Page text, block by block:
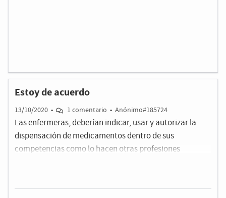
Estoy de acuerdo
13/10/2020 • 1 comentario • Anónimo#185724
Las enfermeras, deberían indicar, usar y autorizar la
dispensación de medicamentos dentro de sus
competencias como lo hacen otras profesiones